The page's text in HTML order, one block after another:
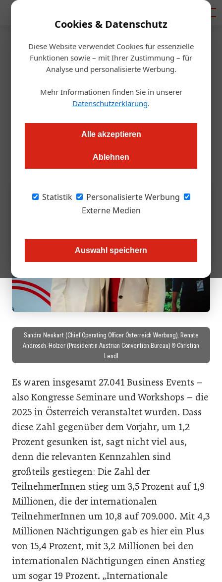
Cookies & Datenschutz
Diese Website verwendet Cookies für essenzielle
Funktionen sowie – mit Ihrer Zustimmung – für
Analyse und personalisierte Werbung.
Mehr Informationen finden Sie in unserer
Datenschutzerklärung.
Alle akzeptieren
Ablehnen
Statistik
Personalisierte Werbung
Externe Medien
Auswahl speichern
Startseite/Tourismusbranche
Der Gast, den alle haben wollen
Redaktion.OEGZ 27.05.2026, 08:41 Uhr
mira 2025: Österreich Werbung und Austrian Convention
Sandra Neukart (Chief Operating Officer Österreich Werbung), Renate
Androsch-Holzer (Präsidentin Austrian Convention Bureau) © Christian
Lendl
Es waren insgesamt 27.041 Business Events –
also Kongresse Seminare und Workshops – die
2025 in Österreich veranstaltet wurden. Dass
diese Zahl gegenüber dem Vorjahr, um 1,2
Prozent gesunken ist, sagt nicht viel aus,
denn die relevanten Kennzahlen sind
großteils gestiegen: Die Zahl der
TeilnehmerInnen stieg um 3,5 Prozent auf 1,9
Millionen, die der internationalen
TeilnehmerInnen um 10,8 auf 709.000. Mit 4,3
Millionen Nächtigungen gab es hier ein Plus
von 15,4 Prozent, mit 3,2 Millionen bei den
internationalen Nächtigungen einen Anstieg
um sogar 19 Prozent. „Internationale